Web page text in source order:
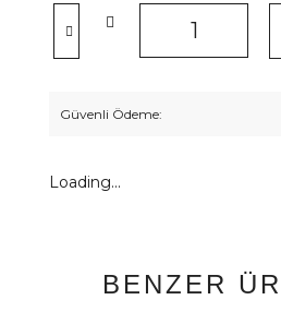
Güvenli Ödeme:
Loading...
BENZER